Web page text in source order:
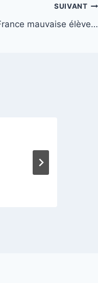
SUIVANT
mauvaise élève…